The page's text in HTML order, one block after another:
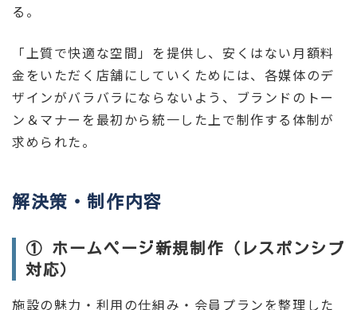
る。
「上質で快適な空間」を提供し、安くはない月額料
金をいただく店舗にしていくためには、各媒体のデ
ザインがバラバラにならないよう、ブランドのトー
ン＆マナーを最初から統一した上で制作する体制が
求められた。
解決策・制作内容
① ホームページ新規制作（レスポンシブ
対応）
施設の魅力・利用の仕組み・会員プランを整理した